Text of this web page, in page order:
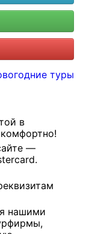
туры
в
—
нашими